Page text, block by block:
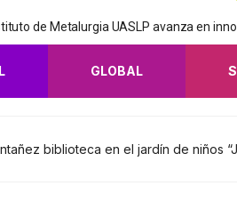
de Metalurgia UASLP avanza en
GLOBAL
biblioteca en el jardín de niños